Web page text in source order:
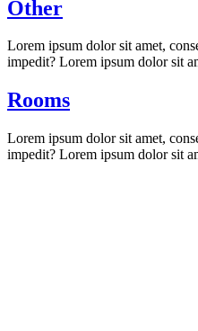
Other
Lorem ipsum dolor sit amet,
impedit? Lorem ipsum dolor sit
Rooms
Lorem ipsum dolor sit amet,
impedit? Lorem ipsum dolor sit